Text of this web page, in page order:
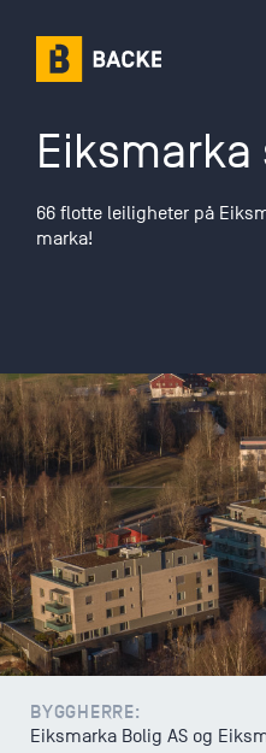
Karriere
Om oss
Kontakt oss
Interne ressurser
Leverandørinfo
Varsling
66 flotte leiligheter på
marka!
BYGGHERRE:
Eiksmarka Bolig AS og